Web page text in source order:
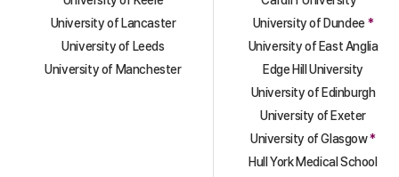
University of Lancaster
University of Leeds
University of Manchester
University of Dundee*
University of East Anglia
Edge Hill University
University of Edinburgh
University of Exeter
University of Glasgow*
Hull York Medical School